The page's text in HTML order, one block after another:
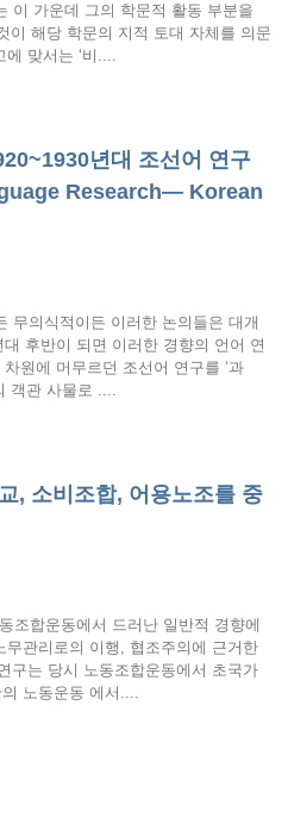
이 가운데 그의 학문적 활동 부분을
이 해당 학문의 지적 토대 자체를 의문
맞서는 ‘비....
년대 조선어 연구
Research— Korean
무의식적이든 이러한 논의들은 대개
후반이 되면 이러한 경향의 언어 연
원에 머무르던 조선어 연구를 ‘과
객관 사물로 ....
, 소비조합, 어용노조를 중
조합운동에서 드러난 일반적 경향에
관리로의 이행, 협조주의에 근거한
구는 당시 노동조합운동에서 초국가
노동운동 에서....